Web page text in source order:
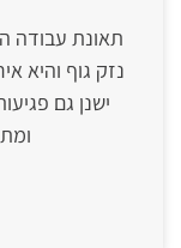
תאונת עבודה
נזק גוף והיא
ישנן גם